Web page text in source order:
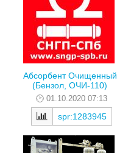
Абсорбент Очищенный
(Бензол, ОЧИ-110)
01.10.2020 07:13
spr:1283945